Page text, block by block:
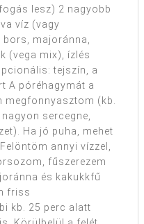
lesz) 2 nagyobb
víz (vagy
majoránna,
(vega mix), ízlés
tejszín, a
A póréhagymát a
(kb.
sercegne,
Ha jó puha, mehet
annyi vízzel,
fűszerezem
és kakukkfű
friss
kb. 25 perc alatt